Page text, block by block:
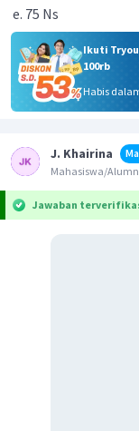
75 Ns
Ikuti
100rb
Habis
J. Khairina
Mahasiswa/
Jawaban